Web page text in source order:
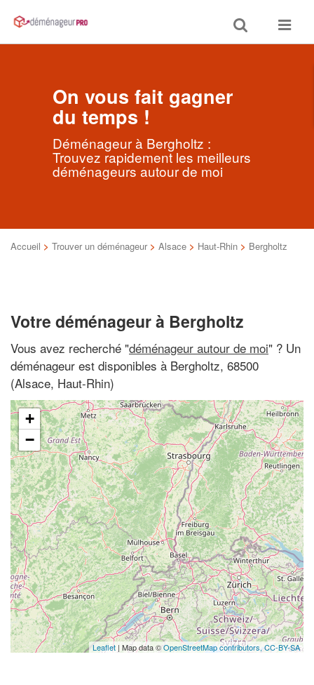
Toggle
search
Toggle
On vous fait gagner
du temps !
Déménageur à Bergholtz :
Trouvez rapidement les meilleurs
déménageurs autour de moi
Accueil > Trouver un déménageur > Alsace > Haut-Rhin > Bergholtz
Votre déménageur à Bergholtz
Vous avez recherché "déménageur autour de moi" ? Un
déménageur est disponibles à Bergholtz, 68500
(Alsace, Haut-Rhin)
+
−
Leaflet | Map data ©OpenStreetMap contributors,CC-BY-SA